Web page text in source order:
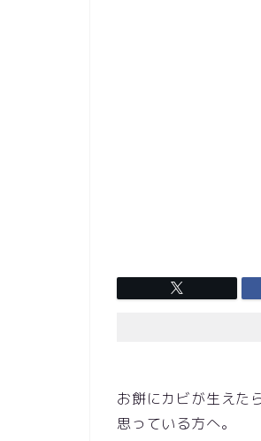
お餅にカビが生えた
思っている方へ。